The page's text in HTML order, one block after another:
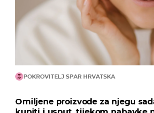
POKROVITELJ SPAR HRVATSKA
Omiljene proizvode za njegu